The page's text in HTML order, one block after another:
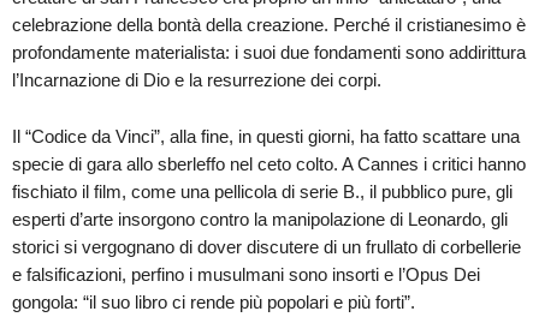
celebrazione della bontà della creazione. Perché il cristianesimo è
profondamente materialista: i suoi due fondamenti sono addirittura
l’Incarnazione di Dio e la resurrezione dei corpi.
Il “Codice da Vinci”, alla fine, in questi giorni, ha fatto scattare una
specie di gara allo sberleffo nel ceto colto. A Cannes i critici hanno
fischiato il film, come una pellicola di serie B., il pubblico pure, gli
esperti d’arte insorgono contro la manipolazione di Leonardo, gli
storici si vergognano di dover discutere di un frullato di corbellerie
e falsificazioni, perfino i musulmani sono insorti e l’Opus Dei
gongola: “il suo libro ci rende più popolari e più forti”.